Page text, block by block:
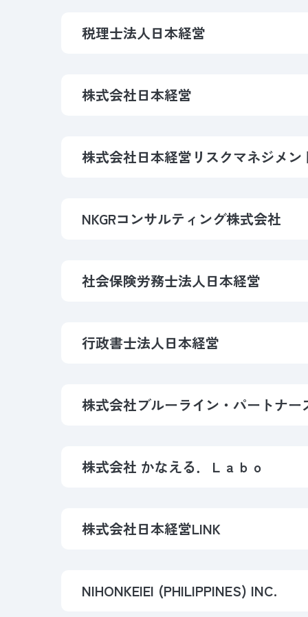
税理士法人日本経営
株式会社日本経営
株式会社日本経営 リスクマネジメン
NKGRコンサルティング株式会社
社会保険労務士法人日本経営
行政書士法人日本経営
株式会社ブルーライン・パートナー
株式会社 かなえる．Ｌａｂｏ
株式会社日本経営LINK
NIHONKEIEI (PHILIPPINES) INC.